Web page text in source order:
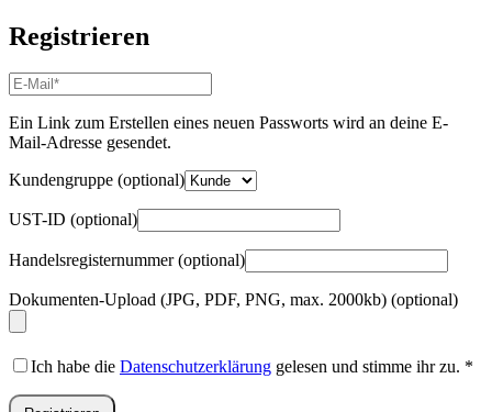
Registrieren
E-
Mail-
Adresse*
Erforderlich
Ein Link zum Erstellen eines neuen Passworts wird an deine E-
Mail-Adresse gesendet.
Kundengruppe (optional)
UST-ID (optional)
Handelsregisternummer(optional)
Dokumenten-Upload (JPG, PDF, PNG, max. 2000kb) (optional)
Ich habe die Datenschutzerklärung gelesen und stimme ihr zu. *